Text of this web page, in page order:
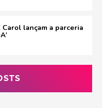
lançam a parceria